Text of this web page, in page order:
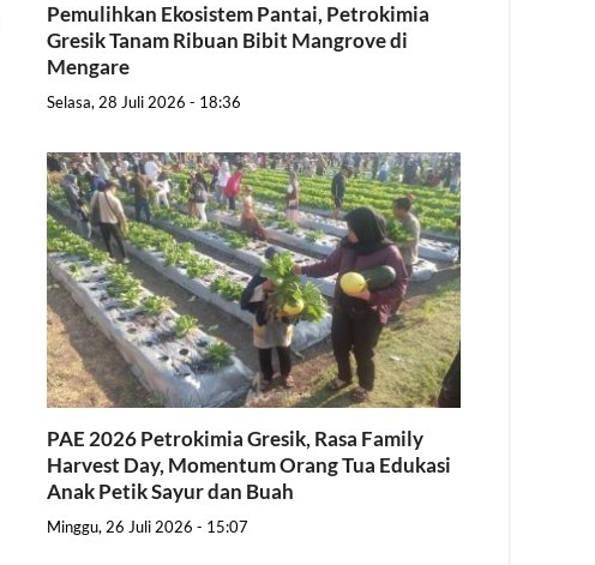
Pemulihkan Ekosistem Pantai, Petrokimia
Gresik Tanam Ribuan Bibit Mangrove di
Mengare
Selasa, 28 Juli 2026 - 18:36
PAE 2026 Petrokimia Gresik, Rasa Family
Harvest Day, Momentum Orang Tua Edukasi
Anak Petik Sayur dan Buah
Minggu, 26 Juli 2026 - 15:07